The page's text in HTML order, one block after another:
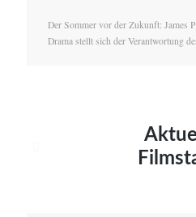
Der Sommer vor der Zukunft: James
Drama stellt sich der Verantwortung